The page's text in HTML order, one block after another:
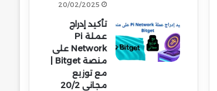
20/02/2025
تأكيد إدراج
عملة Pi
Network على
مع توزيع
مجاني 20/2